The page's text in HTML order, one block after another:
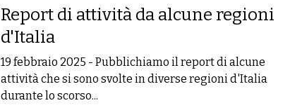
Report di attività da alcune regioni
d'Italia
19 febbraio 2025 -Pubblichiamo il report di alcune
attività che si sono svolte in diverse regioni d'Italia
durante lo scorso...